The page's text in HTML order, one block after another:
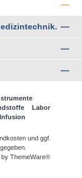
Labor
und ggf.
by ThemeWare®